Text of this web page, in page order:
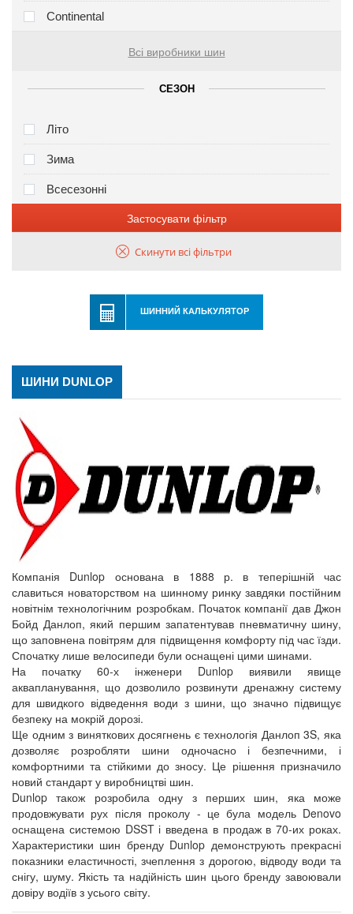
Continental
Всі виробники шин
СЕЗОН
Літо
Зима
Всесезонні
Застосувати фільтр
Скинути всі фільтри
ШИННИЙ КАЛЬКУЛЯТОР
ШИНИ DUNLOP
Компанія Dunlop основана в 1888 р. в теперішній час
славиться новаторством на шинному ринку завдяки постійним
новітнім технологічним розробкам. Початок компанії дав Джон
Бойд Данлоп, який першим запатентував пневматичну шину,
що заповнена повітрям для підвищення комфорту під час їзди.
Спочатку лише велосипеди були оснащені цими шинами.
На початку 60-х інженери Dunlop виявили явище
аквапланування, що дозволило розвинути дренажну систему
для швидкого відведення води з шини, що значно підвищує
безпеку на мокрій дорозі.
Ще одним з виняткових досягнень є технологія Данлоп 3S, яка
дозволяє розробляти шини одночасно і безпечними, і
комфортними та стійкими до зносу. Це рішення призначило
новий стандарт у виробництві шин.
Dunlop також розробила одну з перших шин, яка може
продовжувати рух після проколу - це була модель Denovo
оснащена системою DSST і введена в продаж в 70-их роках.
Характеристики шин бренду Dunlop демонструють прекрасні
показники еластичності, зчеплення з дорогою, відводу води та
снігу, шуму. Якість та надійність шин цього бренду завоювали
довіру водіїв з усього світу.